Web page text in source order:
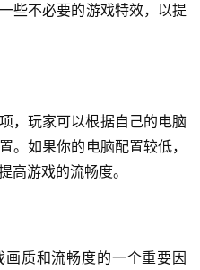
些不必要的游戏特效，以提
，玩家可以根据自己的电脑
。如果你的电脑配置较低，
高游戏的流畅度。
质和流畅度的一个重要因